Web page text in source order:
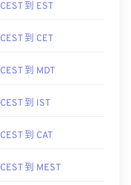
CEST 到 EST
CEST 到 CET
CEST 到 MDT
CEST 到 IST
CEST 到 CAT
CEST 到 MEST